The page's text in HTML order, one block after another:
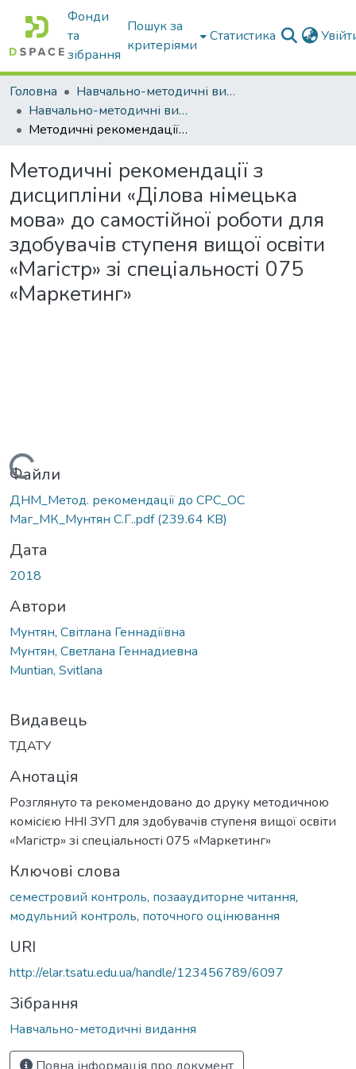
Фонди
та
зібрання
Пошук за
критеріями
Статистика
Головна
Навчально-методичні видання
Навчально-методичні видання
Методичні рекомендації з дисципліни «Ділова німецька мова» до самостійної роботи для здобувачів ступеня вищої освіти «Магістр» зі спеціальності 075 «Маркетинг»
Методичні рекомендації з
дисципліни «Ділова німецька
мова» до самостійної роботи для
здобувачів ступеня вищої освіти
«Магістр» зі спеціальності 075
«Маркетинг»
Вантажиться...
Файли
ДНМ_Метод. рекомендації до СРС_ОС
Маг_МК_Мунтян С.Г..pdf(239.64 KB)
Дата
2018
Автори
Мунтян, Світлана Геннадіївна
Мунтян, Светлана Геннадиевна
Muntian, Svitlana
Видавець
ТДАТУ
Анотація
Розглянуто та рекомендовано до друку методичною
комісією ННІ ЗУП для здобувачів ступеня вищої освіти
«Магістр» зі спеціальності 075 «Маркетинг»
Ключові слова
семестровий контроль, позааудиторне читання,
модульний контроль, поточного оцінювання
URI
http://elar.tsatu.edu.ua/handle/123456789/6097
Зібрання
Навчально-методичні видання